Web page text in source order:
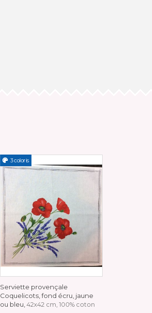
3 coloris
Serviette provençale
Coquelicots, fond écru, jaune
ou bleu, 42x42 cm, 100% coton